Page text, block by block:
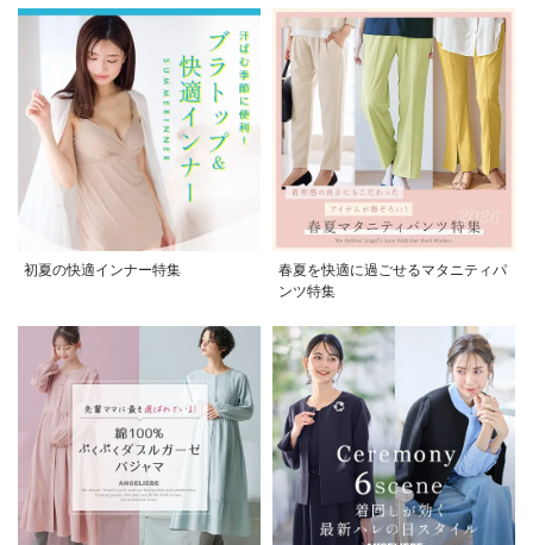
初夏の快適インナー特集
春夏を快適に過ごせるマタニティパ
ンツ特集